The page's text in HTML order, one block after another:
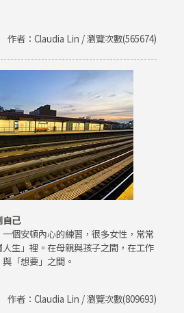
作者：Claudia Lin / 瀏覽次數(565674)
自己
個安頓內心的練習，很多女性，常常
生」裡。在母親與孩子之間，在工作
「想要」之間。
作者：Claudia Lin / 瀏覽次數(809693)